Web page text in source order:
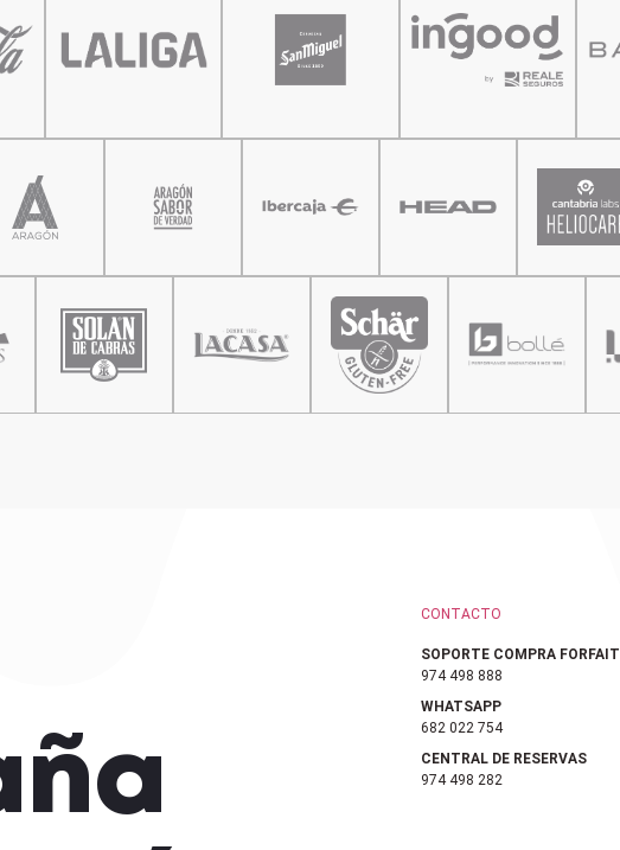
CONTACTO
SOPORTE COMPRA FORFAIT
974 498 888
WHATSAPP
682 022 754
CENTRAL DE RESERVAS
974 498 282